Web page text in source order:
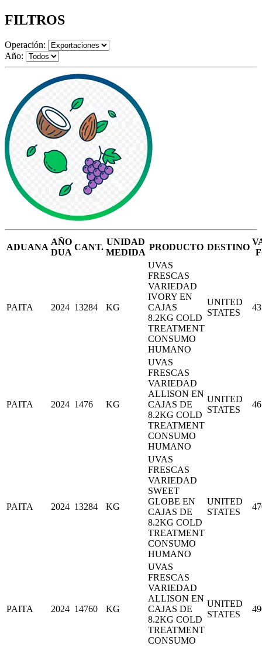
FILTROS
Operación:
Año:
ADUANA
AÑO
DUA
CANT.
UNIDAD
MEDIDA
PRODUCTO DESTINO
PAITA 2024 13284 KG
UVAS
FRESCAS
VARIEDAD
IVORY EN
CAJAS
8.2KG COLD
TREATMENT
CONSUMO
HUMANO
UNITED
STATES
PAITA 2024 1476 KG
UVAS
FRESCAS
VARIEDAD
ALLISON EN
CAJAS DE
8.2KG COLD
TREATMENT
CONSUMO
HUMANO
UNITED
STATES
PAITA 2024 13284 KG
UVAS
FRESCAS
VARIEDAD
SWEET
GLOBE EN
CAJAS DE
8.2KG COLD
TREATMENT
CONSUMO
HUMANO
UNITED
STATES
PAITA 2024 14760 KG
UVAS
FRESCAS
VARIEDAD
ALLISON EN
CAJAS DE
8.2KG COLD
TREATMENT
CONSUMO
UNITED
STATES